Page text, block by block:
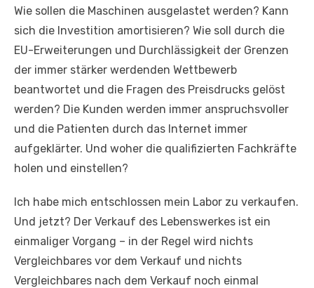
Wie sollen die Maschinen ausgelastet werden? Kann
sich die Investition amortisieren? Wie soll durch die
EU-Erweiterungen und Durchlässigkeit der Grenzen
der immer stärker werdenden Wettbewerb
beantwortet und die Fragen des Preisdrucks gelöst
werden? Die Kunden werden immer anspruchsvoller
und die Patienten durch das Internet immer
aufgeklärter. Und woher die qualifizierten Fachkräfte
holen und einstellen?
Ich habe mich entschlossen mein Labor zu verkaufen.
Und jetzt? Der Verkauf des Lebenswerkes ist ein
einmaliger Vorgang – in der Regel wird nichts
Vergleichbares vor dem Verkauf und nichts
Vergleichbares nach dem Verkauf noch einmal